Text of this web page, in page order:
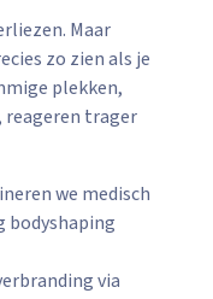
Maar
zo zien als je
plekken,
reageren trager
we medisch
bodyshaping
via